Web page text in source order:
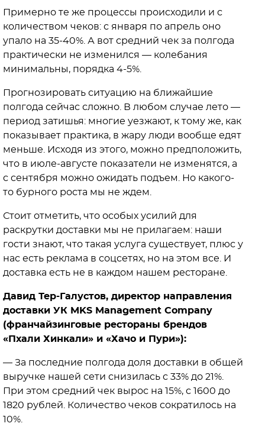
Примерно те же процессы происходили и с
количеством чеков: с января по апрель оно
упало на 35-40%. А вот средний чек за полгода
практически не изменился — колебания
минимальны, порядка 4-5%.
Прогнозировать ситуацию на ближайшие
полгода сейчас сложно. В любом случае лето —
период затишья: многие уезжают, к тому же, как
показывает практика, в жару люди вообще едят
меньше. Исходя из этого, можно предположить,
что в июле-августе показатели не изменятся, а
с сентября можно ожидать подъем. Но какого-
то бурного роста мы не ждем.
Стоит отметить, что особых усилий для
раскрутки доставки мы не прилагаем: наши
гости знают, что такая услуга существует, плюс у
нас есть реклама в соцсетях, но на этом все. И
доставка есть не в каждом нашем ресторане.
Давид Тер-Галустов, директор направления
доставки УК MKS Management Company
(франчайзинговые рестораны брендов
«Пхали Хинкали» и «Хачо и Пури»):
— За последние полгода доля доставки в общей
выручке нашей сети снизилась с 33% до 21%.
При этом средний чек вырос на 15%, с 1600 до
1820 рублей. Количество чеков сократилось на
10%.